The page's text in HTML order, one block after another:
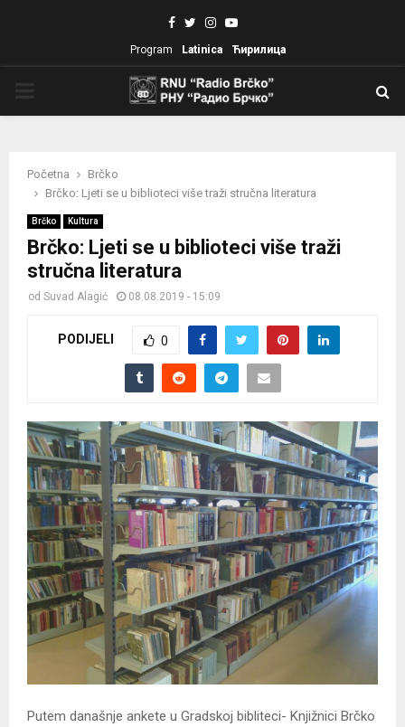
Facebook
TwitterInstagram
Youtube
Program Latinica Ћирилица
Početna
Brčko
Brčko: Ljeti se u biblioteci više traži stručna literatura
Brčko Kultura
Brčko: Ljeti se u biblioteci više traži
stručna literatura
od Suvad Alagić 08.08.2019 - 15:09
PODIJELI 0
Putem današnje ankete u Gradskoj bibliteci- Knjižnici Brčko